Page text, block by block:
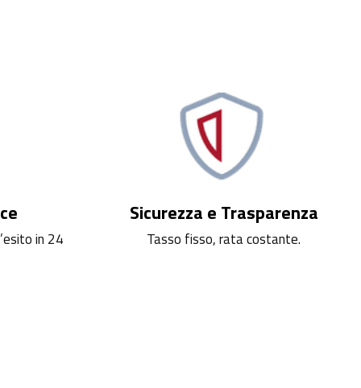
in 24
Sicurezza e Trasparenza
Tasso fisso, rata costante.